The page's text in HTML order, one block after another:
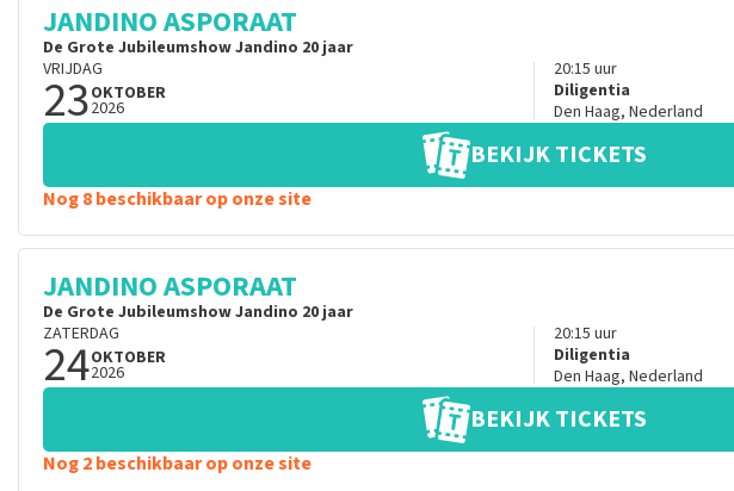
JANDINO ASPORAAT
De Grote Jubileumshow Jandino 20 jaar
VRIJDAG
23OKTOBER
2026
20:15 uur
Diligentia
Den Haag, Nederland
BEKIJK TICKETS
Nog 8 beschikbaar op onze site
JANDINO ASPORAAT
De Grote Jubileumshow Jandino 20 jaar
ZATERDAG
24OKTOBER
2026
20:15 uur
Diligentia
Den Haag, Nederland
BEKIJK TICKETS
Nog 2 beschikbaar op onze site